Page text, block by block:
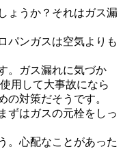
ょうか？それはガス漏
パンガスは空気よりも
。ガス漏れに気づか
用して大事故になら
の対策だそうです。
ずはガスの元栓をしっ
。心配なことがあった